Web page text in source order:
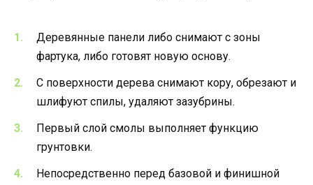
Деревянные панели либо снимают с зоны
фартука, либо готовят новую основу.
С поверхности дерева снимают кору, обрезают и
шлифуют спилы, удаляют зазубрины.
Первый слой смолы выполняет функцию
грунтовки.
Непосредственно перед базовой и финишной